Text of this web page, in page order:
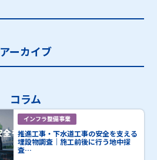
アーカイブ
コラム
インフラ整備事業
推進工事・下水道工事の安全を支える
埋設物調査｜施工前後に行う地中探
査…